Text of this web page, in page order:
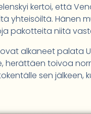
kertoi, että
yhteisöiltä. Hänen
pakotteita niitä
alkaneet palata
herättäen toivoa
sen